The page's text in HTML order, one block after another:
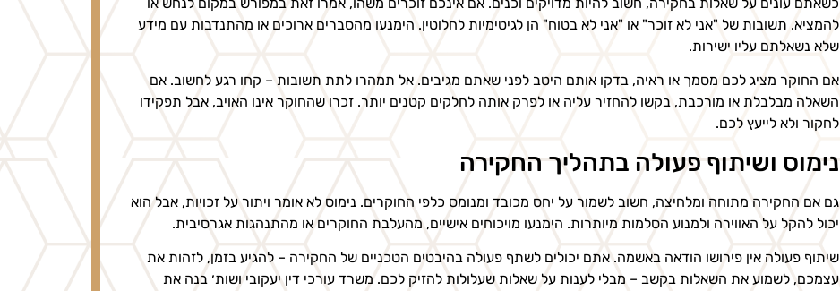
להמציא. תשובות של "אני לא זוכר" או "אני לא בטוח" הן לגיטימיות לחלוטין. הימנעו מהסברים ארוכים או מהתנדבות עם מידע
שלא נשאלתם עליו ישירות.
אם החוקר מציג לכם מסמך או ראיה, בדקו אותם היטב לפני שאתם מגיבים. אל תמהרו לתת תשובות – קחו רגע לחשוב. אם
השאלה מבלבלת או מורכבת, בקשו להחזיר עליה או לפרק אותה לחלקים קטנים יותר. זכרו שהחוקר אינו האויב, אבל תפקידו
לחקור ולא לייעץ לכם.
נימוס ושיתוף פעולה בתהליך החקירה
גם אם החקירה מתוחה ומלחיצה, חשוב לשמור על יחס מכובד ומנומס כלפי החוקרים. נימוס לא אומר ויתור על זכויות, אבל הוא
יכול להקל על האווירה ולמנוע הסלמות מיותרות. הימנעו מויכוחים אישיים, מהעלבת החוקרים או מהתנהגות אגרסיבית.
שיתוף פעולה אין פירושו הודאה באשמה. אתם יכולים לשתף פעולה בהיבטים הטכניים של החקירה – להגיע בזמן, לזהות את
עצמכם, לשמוע את השאלות בקשב – מבלי לענות על שאלות שעלולות להזיק לכם. משרד עורכי דין יעקובי ושות׳ בנה את